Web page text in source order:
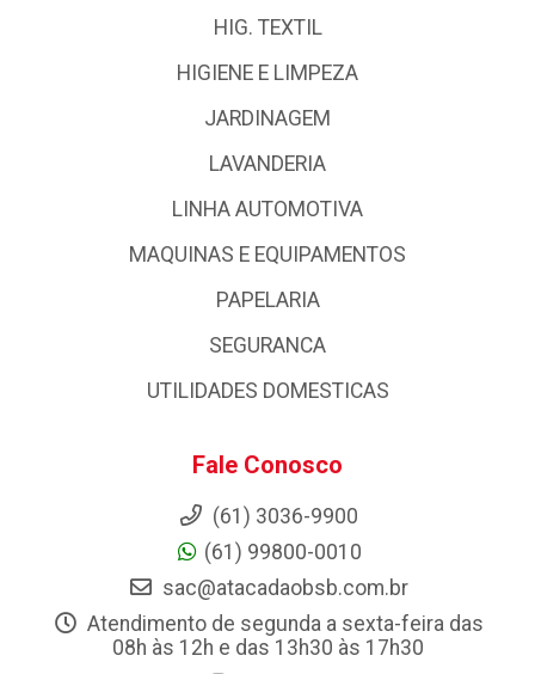
HIG. TEXTIL
HIGIENE E LIMPEZA
JARDINAGEM
LAVANDERIA
LINHA AUTOMOTIVA
MAQUINAS E EQUIPAMENTOS
PAPELARIA
SEGURANCA
UTILIDADES DOMESTICAS
Fale Conosco
(61) 3036-9900
(61) 99800-0010
sac@atacadaobsb.com.br
Atendimento de segunda a sexta-feira das
08h às 12h e das 13h30 às 17h30